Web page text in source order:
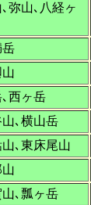
弥山､八経ヶ
岳
､西ヶ岳
､横山岳
､東床尾山
､瓢ヶ岳